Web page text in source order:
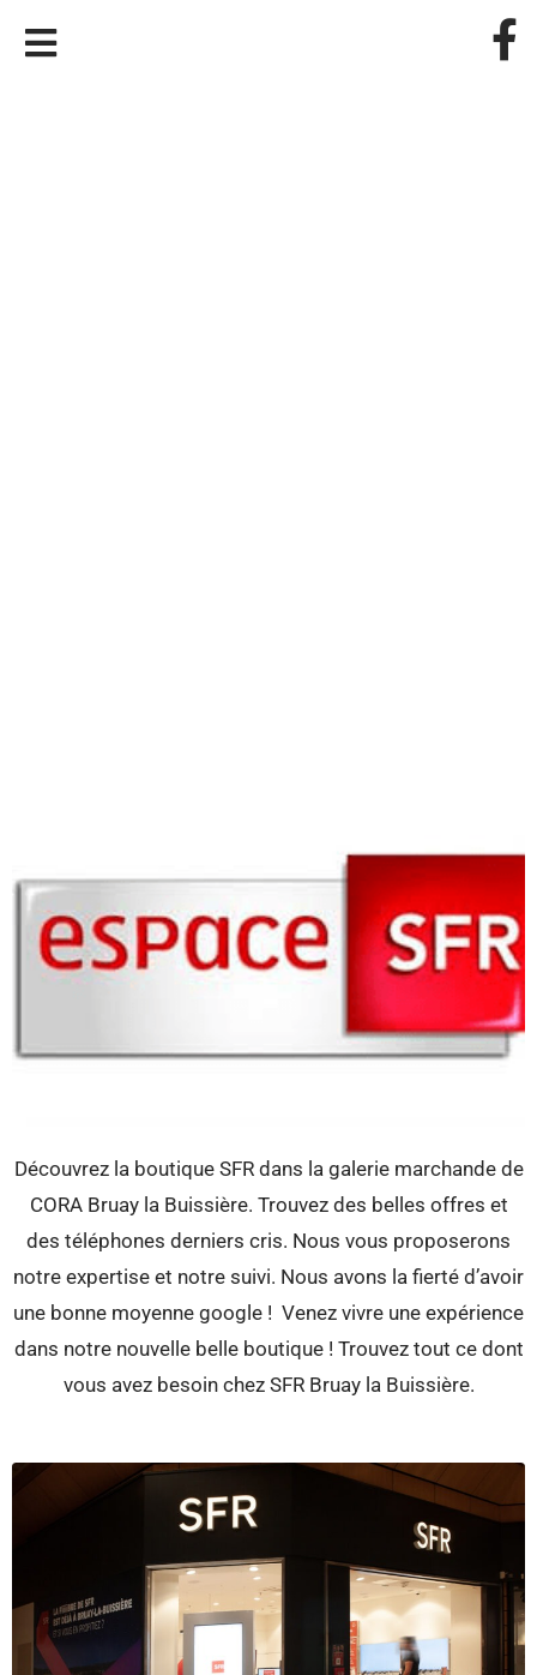
Découvrez la boutique SFR dans la galerie marchande de
CORA Bruay la Buissière. Trouvez des belles offres et
des téléphones derniers cris. Nous vous proposerons
notre expertise et notre suivi. Nous avons la fierté d’avoir
une bonne moyenne google ! Venez vivre une expérience
dans notre nouvelle belle boutique ! Trouvez tout ce dont
vous avez besoin chez SFR Bruay la Buissière.